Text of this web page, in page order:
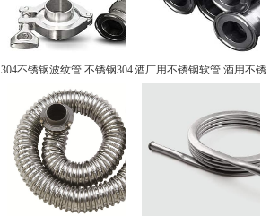
304不锈钢波纹管 不锈钢304
波纹管
酒厂用不锈钢软管 酒用不锈